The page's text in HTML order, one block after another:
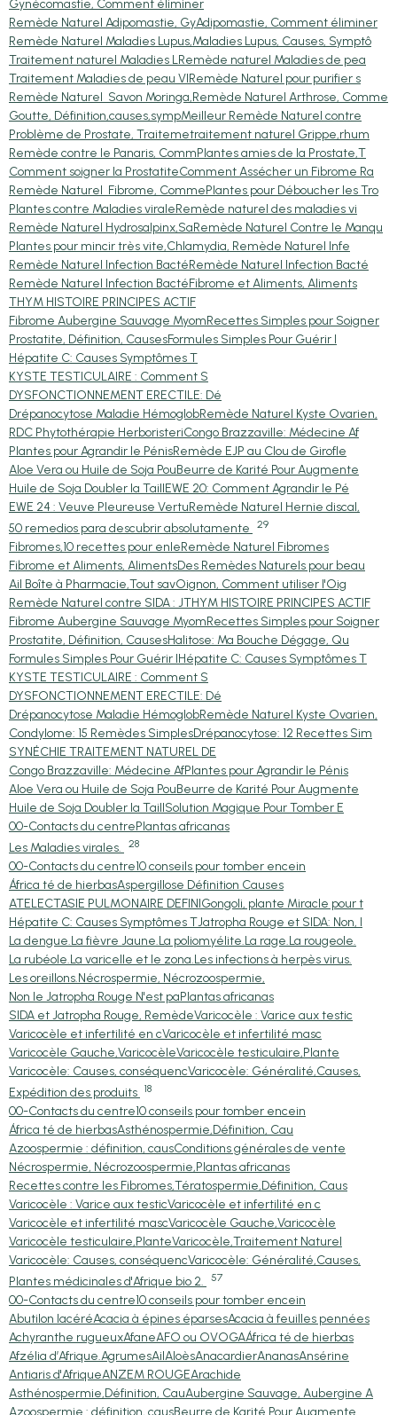
Gynécomastie, Comment éliminer
Remède Naturel Adipomastie, GyAdipomastie, Comment éliminer
Remède Naturel Maladies Lupus,Maladies Lupus, Causes, Symptô
Traitement naturel Maladies LRemède naturel Maladies de pea
Traitement Maladies de peau VIRemède Naturel pour purifier s
Remède Naturel Savon Moringa,Remède Naturel Arthrose, Comme
Goutte, Définition,causes,sympMeilleur Remède Naturel contre
Problème de Prostate, Traitemetraitement naturel Grippe,rhum
Remède contre le Panaris, CommPlantes amies de la Prostate,T
Comment soigner la ProstatiteComment Assécher un Fibrome Ra
Remède Naturel Fibrome, CommePlantes pour Déboucher les Tro
Plantes contre Maladies viraleRemède naturel des maladies vi
Remède Naturel Hydrosalpinx,SaRemède Naturel Contre le Manqu
Plantes pour mincir très vite,Chlamydia, Remède Naturel Infe
Remède Naturel Infection BactéRemède Naturel Infection Bacté
Remède Naturel Infection BactéFibrome et Aliments, Aliments
THYM HISTOIRE PRINCIPES ACTIF
Fibrome Aubergine Sauvage MyomRecettes Simples pour Soigner
Prostatite, Définition, CausesFormules Simples Pour Guérir l
Hépatite C: Causes Symptômes T
KYSTE TESTICULAIRE : Comment S
DYSFONCTIONNEMENT ERECTILE: Dé
Drépanocytose Maladie HémoglobRemède Naturel Kyste Ovarien,
RDC Phytothérapie HerboristeriCongo Brazzaville: Médecine Af
Plantes pour Agrandir le PénisRemède EJP au Clou de Girofle
Aloe Vera ou Huile de Soja PouBeurre de Karité Pour Augmente
Huile de Soja Doubler la TaillEWE 20: Comment Agrandir le Pé
EWE 24 : Veuve Pleureuse VertuRemède Naturel Hernie discal,
50 remedios para descubrir absolutamente
29
Fibromes,10 recettes pour enleRemède Naturel Fibromes
Fibrome et Aliments, AlimentsDes Remèdes Naturels pour beau
Ail Boîte à Pharmacie,Tout savOignon, Comment utiliser l'Oig
Remède Naturel contre SIDA : JTHYM HISTOIRE PRINCIPES ACTIF
Fibrome Aubergine Sauvage MyomRecettes Simples pour Soigner
Prostatite, Définition, CausesHalitose: Ma Bouche Dégage, Qu
Formules Simples Pour Guérir lHépatite C: Causes Symptômes T
KYSTE TESTICULAIRE : Comment S
DYSFONCTIONNEMENT ERECTILE: Dé
Drépanocytose Maladie HémoglobRemède Naturel Kyste Ovarien,
Condylome: 15 Remèdes SimplesDrépanocytose: 12 Recettes Sim
SYNÉCHIE TRAITEMENT NATUREL DE
Congo Brazzaville: Médecine AfPlantes pour Agrandir le Pénis
Aloe Vera ou Huile de Soja PouBeurre de Karité Pour Augmente
Huile de Soja Doubler la TaillSolution Magique Pour Tomber E
00-Contacts du centrePlantas africanas
Les Maladies virales.
28
00-Contacts du centre10 conseils pour tomber encein
África té de hierbasAspergillose Définition Causes
ATELECTASIE PULMONAIRE DEFINIGongoli, plante Miracle pour t
Hépatite C: Causes Symptômes TJatropha Rouge et SIDA: Non, l
La dengue.La fièvre Jaune.La poliomyélite.La rage.La rougeole.
La rubéole.La varicelle et le zona.Les infections à herpès virus.
Les oreillons.Nécrospermie, Nécrozoospermie,
Non le Jatropha Rouge N'est paPlantas africanas
SIDA et Jatropha Rouge, RemèdeVaricocèle : Varice aux testic
Varicocèle et infertilité en cVaricocèle et infertilité masc
Varicocèle Gauche,VaricocèleVaricocèle testiculaire,Plante
Varicocèle: Causes, conséquencVaricocèle: Généralité,Causes,
Expédition des produits 18
00-Contacts du centre10 conseils pour tomber encein
África té de hierbasAsthénospermie,Définition, Cau
Azoospermie : définition, causConditions générales de vente
Nécrospermie, Nécrozoospermie,Plantas africanas
Recettes contre les Fibromes,Tératospermie,Définition, Caus
Varicocèle : Varice aux testicVaricocèle et infertilité en c
Varicocèle et infertilité mascVaricocèle Gauche,Varicocèle
Varicocèle testiculaire,PlanteVaricocèle,Traitement Naturel
Varicocèle: Causes, conséquencVaricocèle: Généralité,Causes,
Plantes médicinales d'Afrique bio 2.
57
00-Contacts du centre10 conseils pour tomber encein
Abutilon lacéréAcacia à épines éparsesAcacia à feuilles pennées
Achyranthe rugueuxAfaneAFO ou OVOGAÁfrica té de hierbas
Afzélia d’Afrique.AgrumesAilAloèsAnacardierAnanasAnsérine
Antiaris d'AfriqueANZEM ROUGEArachide
Asthénospermie,Définition, CauAubergine Sauvage, Aubergine A
Azoospermie : définition, causBeurre de Karité Pour Augmente